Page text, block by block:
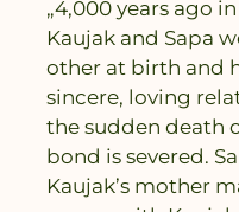
„4,000 years ago
Kaujak and Sapa
other at birth and
sincere, loving
the sudden death
bond is severed.
Kaujak’s mother